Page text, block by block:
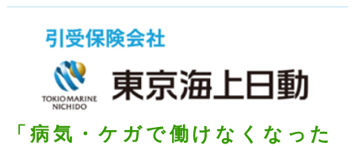
「病気・ケガで働けなくなった